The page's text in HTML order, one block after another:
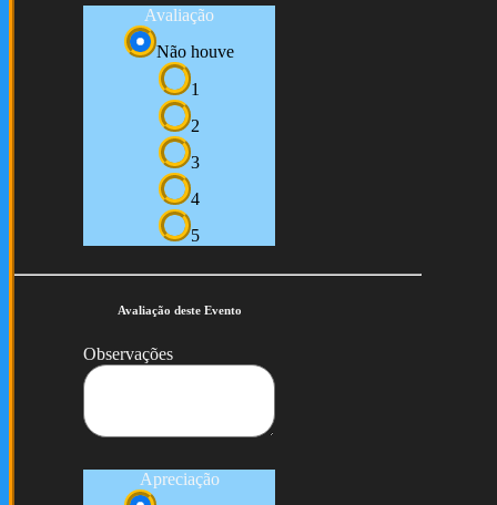
Avaliação
Não houve
1
2
3
4
5
Avaliação deste Evento
Observações
Apreciação